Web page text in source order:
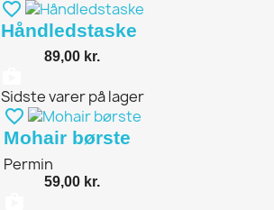
favorite_border
Håndledstaske
89,00 kr.
Sidste varer på lager
favorite_border
Mohair børste
Permin
59,00 kr.